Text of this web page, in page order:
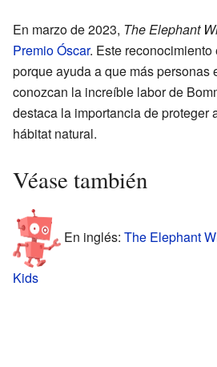
En marzo de 2023, The Elephant
Premio Óscar. Este
porque ayuda a que más personas
conozcan la increíble labor de
destaca la importancia de proteger
hábitat natural.
Véase también
En inglés: The Elephant
Kids